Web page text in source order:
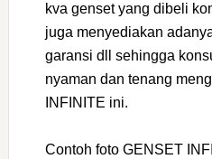
kva genset yang dibeli
juga menyediakan
garansi dll sehingga
nyaman dan tenang
INFINITE ini.
Contoh foto GENSET